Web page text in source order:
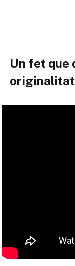
Un fet que
originalitat